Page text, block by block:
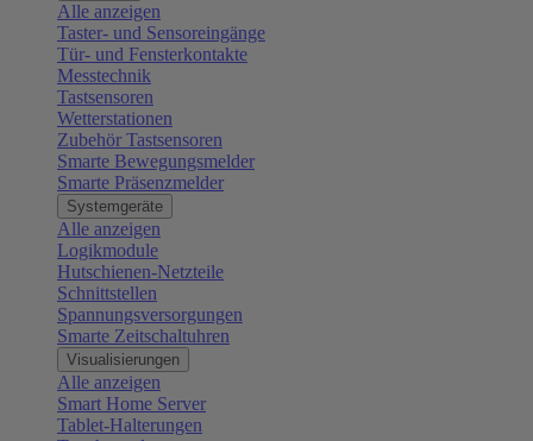
Alle anzeigen
Taster- und Sensoreingänge
Tür- und Fensterkontakte
Messtechnik
Tastsensoren
Wetterstationen
Zubehör Tastsensoren
Smarte Bewegungsmelder
Smarte Präsenzmelder
Systemgeräte
Alle anzeigen
Logikmodule
Hutschienen-Netzteile
Schnittstellen
Spannungsversorgungen
Smarte Zeitschaltuhren
Visualisierungen
Alle anzeigen
Smart Home Server
Tablet-Halterungen